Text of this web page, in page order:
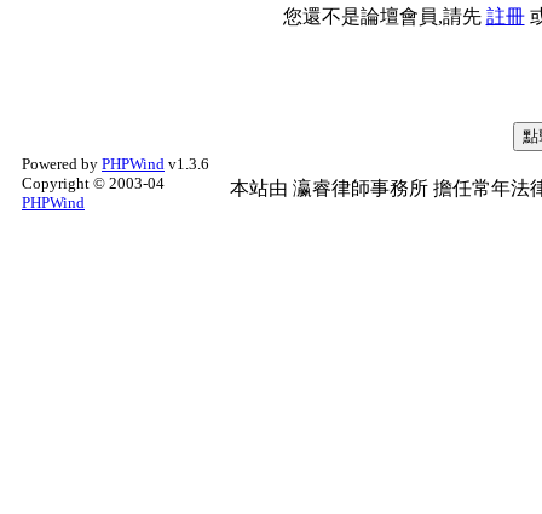
您還不是論壇會員,請先 註冊
Powered by PHPWind v1.3.6
Copyright © 2003-04
PHPWind
本站由 瀛睿律師事務所 擔任常年法